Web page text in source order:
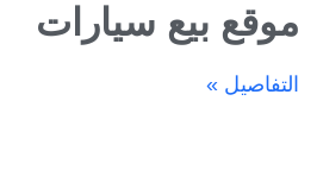
موقع بيع سيارات
التفاصيل »